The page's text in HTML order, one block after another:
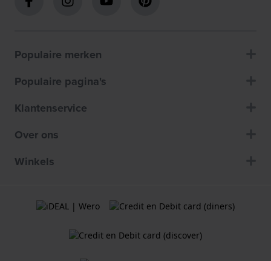
Populaire merken
Populaire pagina's
Klantenservice
Over ons
Winkels